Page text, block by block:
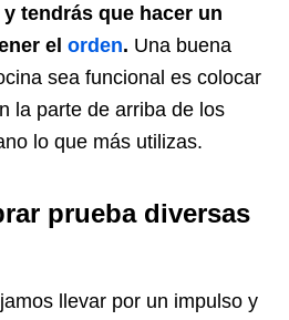
tendrás que hacer un
el orden. Una buena
sea funcional es colocar
la parte de arriba de los
lo que más utilizas.
prueba diversas
llevar por un impulso y